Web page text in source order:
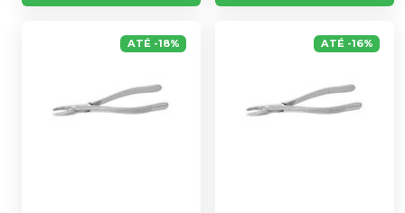
ATÉ -18% ATÉ -16%